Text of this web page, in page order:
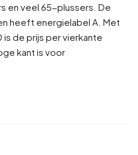
en veel 65-plussers. De
heeft energielabel A. Met
de prijs per vierkante
kant is voor